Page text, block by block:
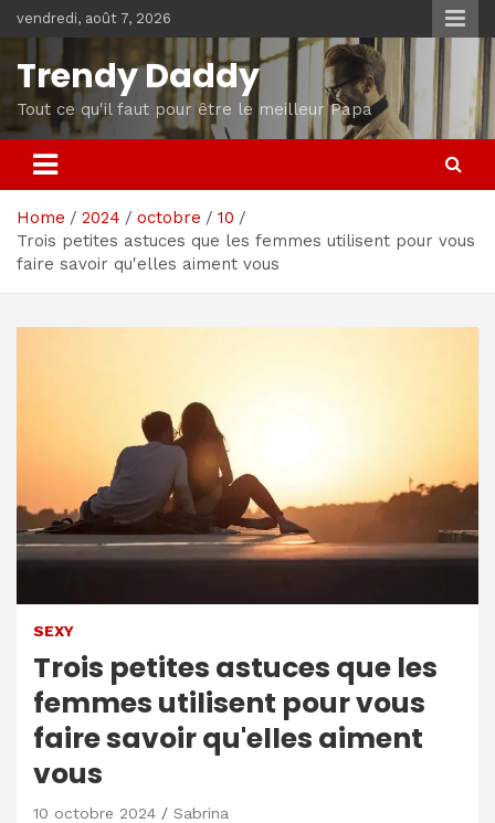
to
content
vendredi, août 7, 2026
Trendy Daddy
Tout ce qu'il faut pour être le meilleur Papa
Home 2024 octobre
10
Trois petites astuces que les femmes utilisent pour vous
faire savoir qu'elles aiment vous
SEXY
Trois petites astuces que les
femmes utilisent pour vous
faire savoir qu'elles aiment
vous
10 octobre 2024 Sabrina